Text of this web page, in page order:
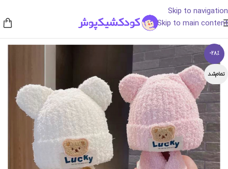
Skip to navigation
Skip to main content
-28%
تمام‌شد